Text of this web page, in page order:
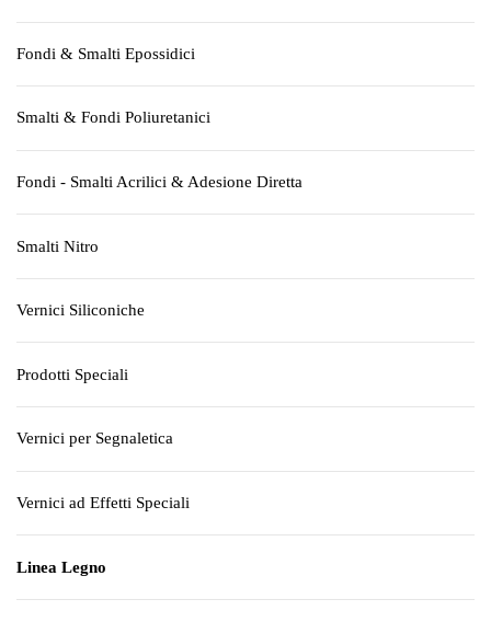
Fondi & Smalti Epossidici
Smalti & Fondi Poliuretanici
Fondi - Smalti Acrilici & Adesione Diretta
Smalti Nitro
Vernici Siliconiche
Prodotti Speciali
Vernici per Segnaletica
Vernici ad Effetti Speciali
Linea Legno